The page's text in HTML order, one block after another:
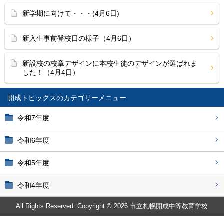
開成トピックス
令和7年度
令和6年度
令和5年度
令和4年度
新学期に向けて・・・(4月6日)
新入生事前登校日の様子（4月6日）
新設校の校章デザインに本校生徒のデザインが選ばれま
した！（4月4日）
All Rights Reserved. Copyright © 2026 市立札幌開成中等教育学校